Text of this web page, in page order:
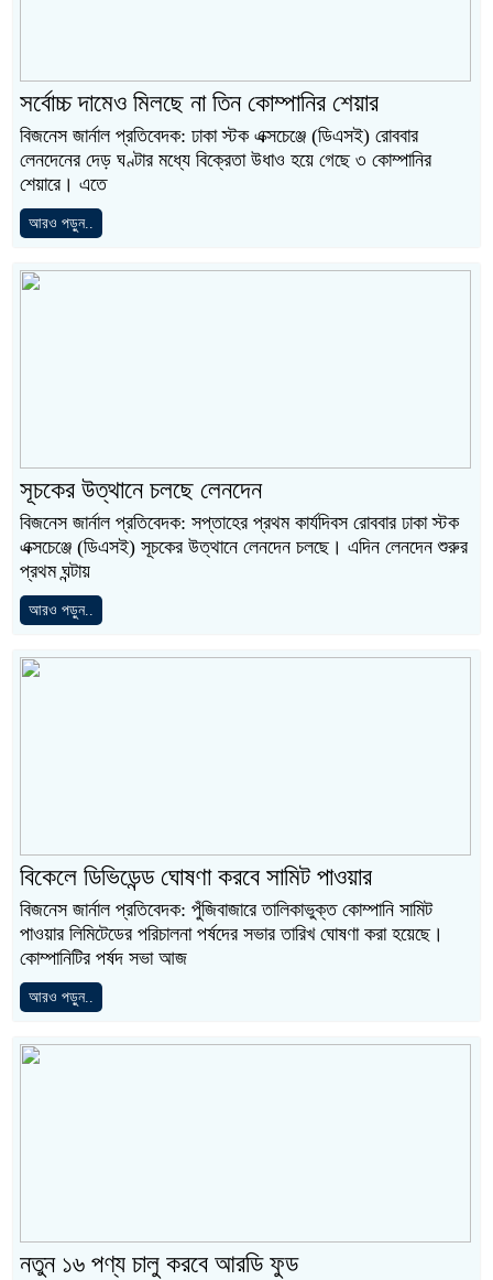
সর্বোচ্চ দামেও মিলছে না তিন কোম্পানির শেয়ার
বিজনেস জার্নাল প্রতিবেদক: ঢাকা স্টক এক্সচেঞ্জে (ডিএসই) রোববার
লেনদেনের দেড় ঘণ্টার মধ্যে বিক্রেতা উধাও হয়ে গেছে ৩ কোম্পানির
শেয়ারে। এতে
আরও পড়ুন..
সূচকের উত্থানে চলছে লেনদেন
বিজনেস জার্নাল প্রতিবেদক: সপ্তাহের প্রথম কার্যদিবস রোববার ঢাকা স্টক
এক্সচেঞ্জে (ডিএসই) সূচকের উত্থানে লেনদেন চলছে। এদিন লেনদেন শুরুর
প্রথম ঘন্টায়
আরও পড়ুন..
বিকেলে ডিভিডেন্ড ঘোষণা করবে সামিট পাওয়ার
বিজনেস জার্নাল প্রতিবেদক: পুঁজিবাজারে তালিকাভুক্ত কোম্পানি সামিট
পাওয়ার লিমিটেডের পরিচালনা পর্ষদের সভার তারিখ ঘোষণা করা হয়েছে।
কোম্পানিটির পর্ষদ সভা আজ
আরও পড়ুন..
নতুন ১৬ পণ্য চালু করবে আরডি ফুড